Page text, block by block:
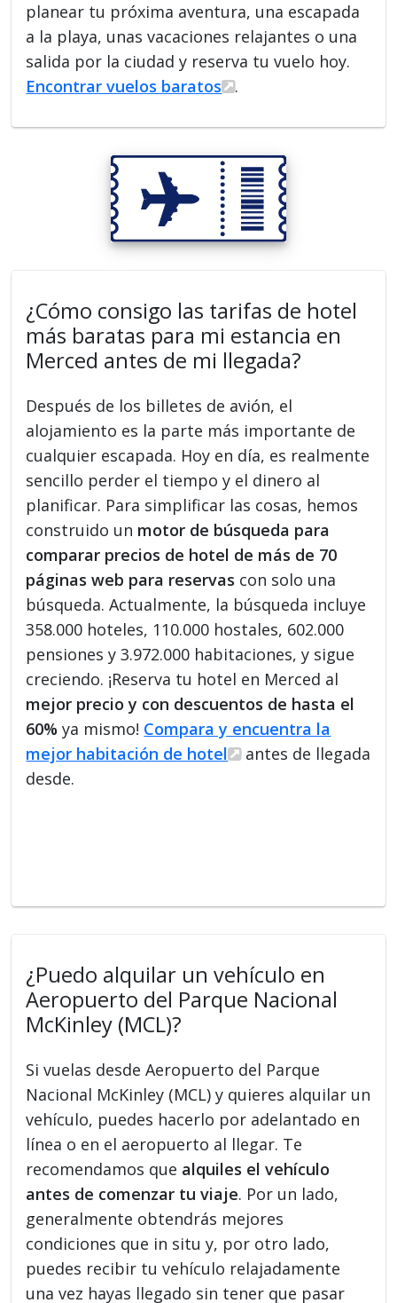
planear tu próxima aventura, una escapada
a la playa, unas vacaciones relajantes o una
salida por la ciudad y reserva tu vuelo hoy.
Encontrar vuelos baratos
.
¿Cómo consigo las tarifas de hotel
más baratas para mi estancia en
Merced antes de mi llegada?
Después de los billetes de avión, el
alojamiento es la parte más importante de
cualquier escapada. Hoy en día, es realmente
sencillo perder el tiempo y el dinero al
planificar. Para simplificar las cosas, hemos
construido un motor de búsqueda para
comparar precios de hotel de más de 70
páginas web para reservas con solo una
búsqueda. Actualmente, la búsqueda incluye
358.000 hoteles, 110.000 hostales, 602.000
pensiones y 3.972.000 habitaciones, y sigue
creciendo. ¡Reserva tu hotel en Merced al
mejor precio y con descuentos de hasta el
60% ya mismo! Compara y encuentra la
mejor habitación de hotel
antes de llegada
desde.
¿Puedo alquilar un vehículo en
Aeropuerto del Parque Nacional
McKinley (MCL)?
Si vuelas desde Aeropuerto del Parque
Nacional McKinley (MCL) y quieres alquilar un
vehículo, puedes hacerlo por adelantado en
línea o en el aeropuerto al llegar. Te
recomendamos que alquiles el vehículo
antes de comenzar tu viaje. Por un lado,
generalmente obtendrás mejores
condiciones que in situ y, por otro lado,
puedes recibir tu vehículo relajadamente
una vez hayas llegado sin tener que pasar